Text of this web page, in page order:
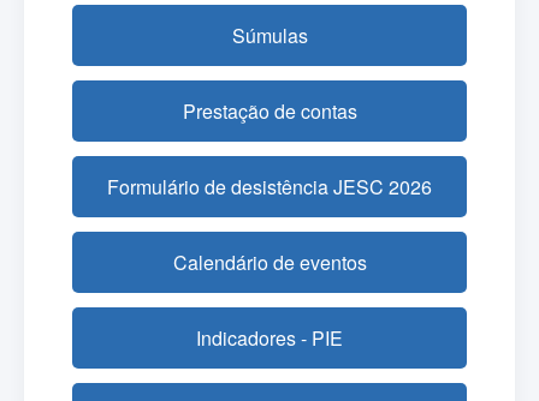
Súmulas
Prestação de contas
Formulário de desistência JESC 2026
Calendário de eventos
Indicadores - PIE